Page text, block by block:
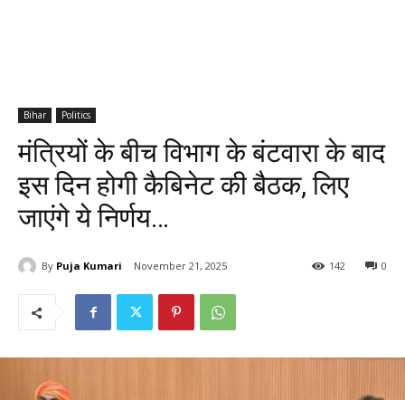
Bihar Politics
मंत्रियों के बीच विभाग के बंटवारा के बाद
इस दिन होगी कैबिनेट की बैठक, लिए
जाएंगे ये निर्णय…
By Puja Kumari November 21, 2025 0
142